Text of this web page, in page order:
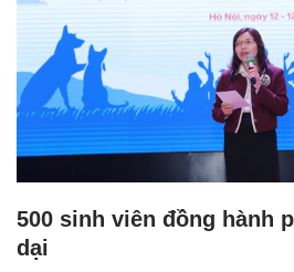
500 sinh viên đồng hành
dại